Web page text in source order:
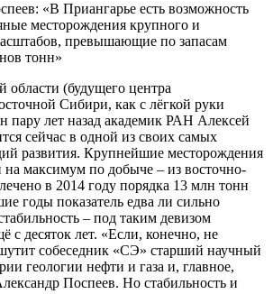
«В Приангарье есть возможность
месторождения крупного и
превышающие по запасам
тонн»
области (будущего центра
Сибири, как с лёгкой руки
пару лет назад академик РАН Алексей
сейчас в одной из своих самых
развития. Крупнейшие месторождения
максимум по добыче – из восточно-
в 2014 году порядка 13 млн тонн
годы показатель едва ли сильно
– под таким девизом
с десяток лет. «Если, конечно, не
собеседник «СЭ» старший научный
геологии нефти и газа и, главное,
Поспеев. Но стабильность и